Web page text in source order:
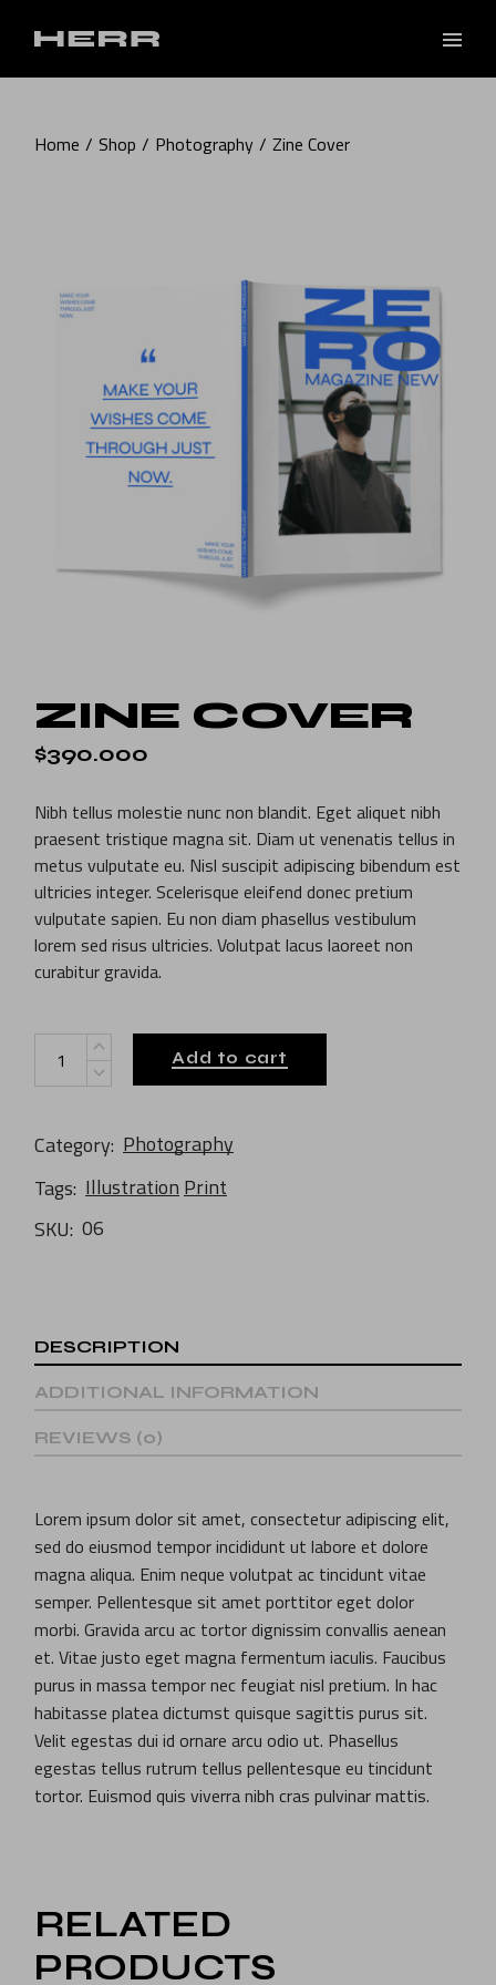
Home Shop Photography Zine Cover
ZINE COVER
$390.000
Nibh tellus molestie nunc non blandit. Eget aliquet nibh
praesent tristique magna sit. Diam ut venenatis tellus in
metus vulputate eu. Nisl suscipit adipiscing bibendum est
ultricies integer. Scelerisque eleifend donec pretium
vulputate sapien. Eu non diam phasellus vestibulum
lorem sed risus ultricies. Volutpat lacus laoreet non
curabitur gravida.
Zine Cover quantity
Add to cart
Category: Photography
Tags: Illustration Print
SKU: 06
DESCRIPTION
ADDITIONAL INFORMATION
REVIEWS (0)
Lorem ipsum dolor sit amet, consectetur adipiscing elit,
sed do eiusmod tempor incididunt ut labore et dolore
magna aliqua. Enim neque volutpat ac tincidunt vitae
semper. Pellentesque sit amet porttitor eget dolor
morbi. Gravida arcu ac tortor dignissim convallis aenean
et. Vitae justo eget magna fermentum iaculis. Faucibus
purus in massa tempor nec feugiat nisl pretium. In hac
habitasse platea dictumst quisque sagittis purus sit.
Velit egestas dui id ornare arcu odio ut. Phasellus
egestas tellus rutrum tellus pellentesque eu tincidunt
tortor. Euismod quis viverra nibh cras pulvinar mattis.
RELATED
PRODUCTS